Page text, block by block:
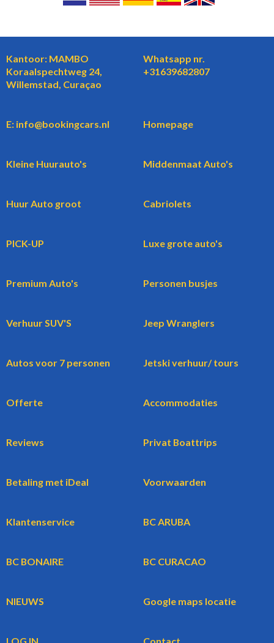
Kantoor: MAMBO
Koraalspechtweg 24,
Willemstad, Curaçao
Whatsapp nr.
+31639682807
E: info@bookingcars.nl Homepage
Kleine Huurauto's Middenmaat Auto's
Huur Auto groot Cabriolets
PICK-UP Luxe grote auto's
Premium Auto's Personen busjes
Verhuur SUV'S Jeep Wranglers
Autos voor 7 personen Jetski verhuur/ tours
Offerte Accommodaties
Reviews Privat Boattrips
Betaling met iDeal Voorwaarden
Klantenservice BC ARUBA
BC BONAIRE BC CURACAO
NIEUWS Google maps locatie
LOG IN Contact